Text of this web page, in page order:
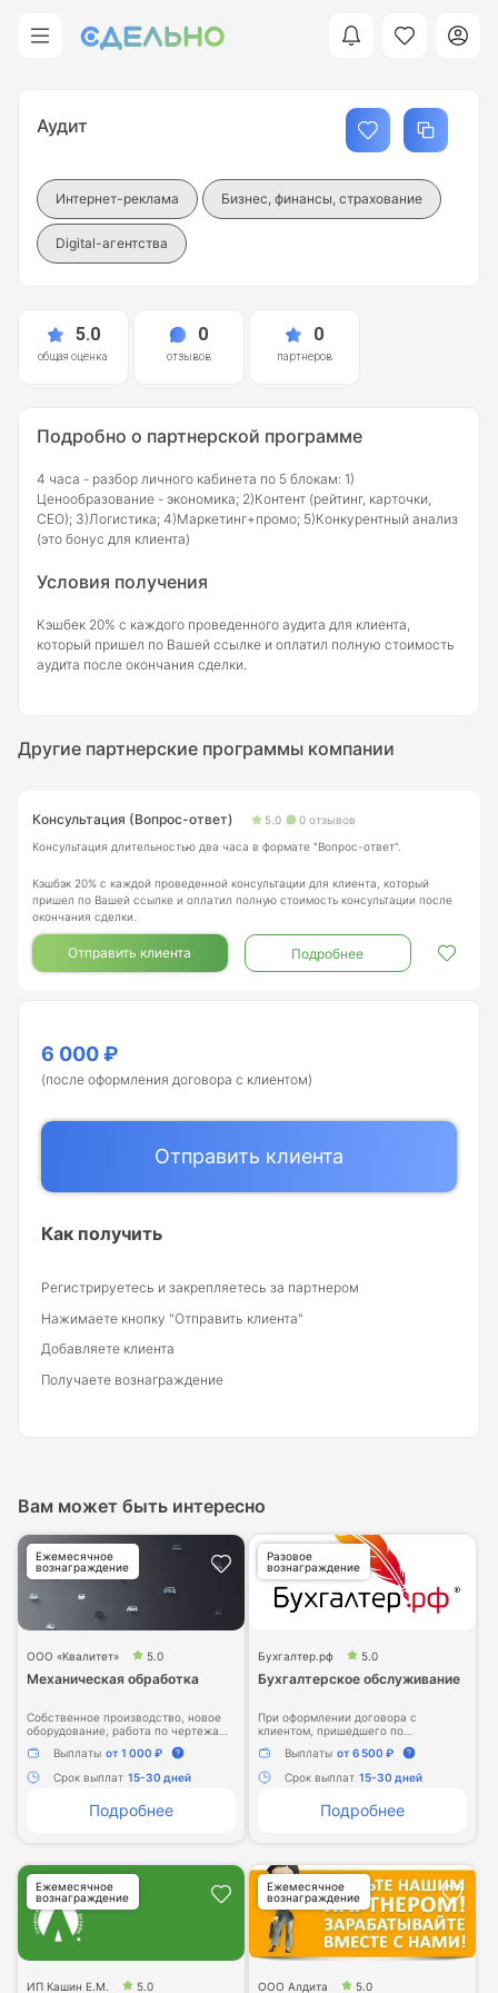
6 000 ₽
(после оформления договора с клиентом)
Отправить клиента
Как получить
Регистрируетесь и закрепляетесь за партнером
Нажимаете кнопку "Отправить клиента"
Добавляете клиента
Получаете вознаграждение
Аудит
Интернет-реклама Бизнес, финансы, страхование
Digital-агентства
5.0
общая оценка
0
отзывов
0
партнеров
Подробно о партнерской программе
4 часа - разбор личного кабинета по 5 блокам: 1)
Ценообразование - экономика; 2)Контент (рейтинг, карточки,
СЕО); 3)Логистика; 4)Маркетинг+промо; 5)Конкурентный анализ
(это бонус для клиента)
Условия получения
Кэшбек 20% с каждого проведенного аудита для клиента,
который пришел по Вашей ссылке и оплатил полную стоимость
аудита после окончания сделки.
Другие партнерские программы компании
Консультация (Вопрос-ответ) 5.0
0 отзывов
Консультация длительностью два часа в формате "Вопрос-ответ".
Кэшбэк 20% с каждой проведенной консультации для клиента, который
пришел по Вашей ссылке и оплатил полную стоимость консультации после
окончания сделки.
Отправить клиента Подробнее
Вам может быть интересно
Ежемесячное
вознаграждение
ООО «Квалитет» 5.0
Механическая обработка
Собственное производство, новое
оборудование, работа по чертежам
заказчика качественно и в срок.
Выплаты от 1 000 ₽
Срок выплат 15-30 дней
Подробнее
Разовое
вознаграждение
Бухгалтер.рф 5.0
Бухгалтерское обслуживание
При оформлении договора с
клиентом, пришедшего по
рекомендации от вашей компании,
вы получаете вознаграждение в
размере 6500 рублей
Выплаты от 6 500 ₽
Срок выплат 15-30 дней
Подробнее
Ежемесячное
вознаграждение
ИП Кашин Е.М. 5.0
Ежемесячное
вознаграждение
ООО Алдита 5.0